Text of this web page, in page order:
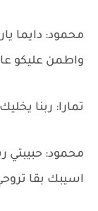
محمود: دايما
واطمن عليكو
تمارا: ربنا
محمود: حبيبتي
اسيبك بقا